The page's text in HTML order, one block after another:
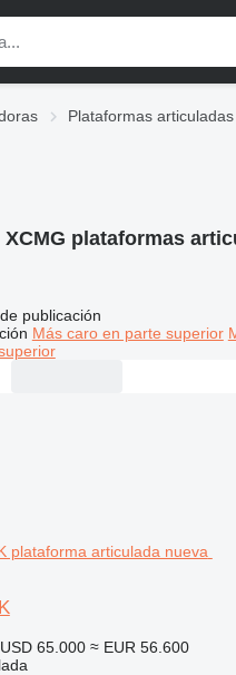
Plataformas articuladas
XCMG plataformas
publicación
Más caro en parte superior
USD 65.000 ≈ EUR 56.600